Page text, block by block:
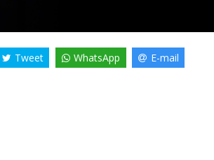
Tweet WhatsApp E-mail